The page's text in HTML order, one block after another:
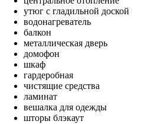
утюг с гладильной доской
водонагреватель
балкон
металлическая дверь
домофон
шкаф
гардеробная
чистящие средства
ламинат
вешалка для одежды
шторы блэкаут